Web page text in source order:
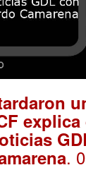
explica
.